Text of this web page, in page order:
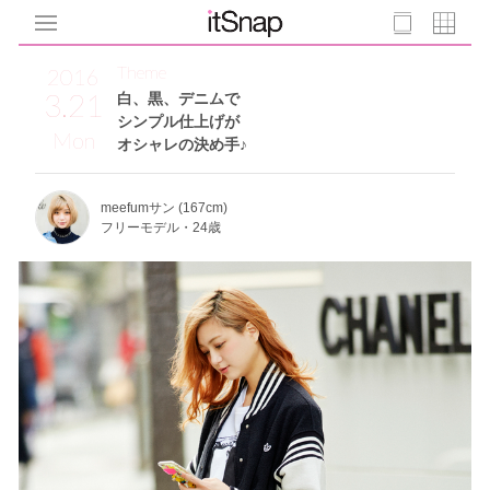
2016
3.21
Mon
白、黒、デニムで
シンプル仕上げが
オシャレの決め手♪
Theme
meefumサン (167cm)
フリーモデル・24歳